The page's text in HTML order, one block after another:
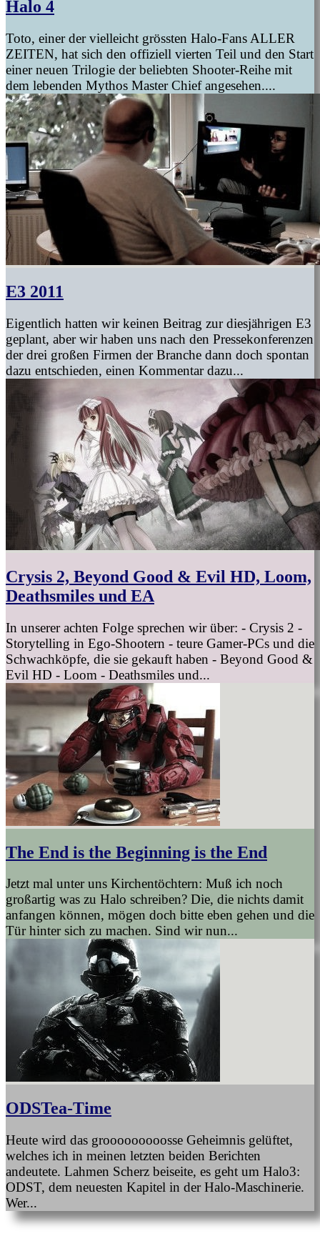
Halo 4
Toto, einer der vielleicht grössten Halo-Fans ALLER
ZEITEN, hat sich den offiziell vierten Teil und den Start
einer neuen Trilogie der beliebten Shooter-Reihe mit
dem lebenden Mythos Master Chief angesehen....
E3 2011
Eigentlich hatten wir keinen Beitrag zur diesjährigen E3
geplant, aber wir haben uns nach den Pressekonferenzen
der drei großen Firmen der Branche dann doch spontan
dazu entschieden, einen Kommentar dazu...
Crysis 2, Beyond Good & Evil HD, Loom,
Deathsmiles und EA
In unserer achten Folge sprechen wir über: - Crysis 2 -
Storytelling in Ego-Shootern - teure Gamer-PCs und die
Schwachköpfe, die sie gekauft haben - Beyond Good &
Evil HD - Loom - Deathsmiles und...
The End is the Beginning is the End
Jetzt mal unter uns Kirchentöchtern: Muß ich noch
großartig was zu Halo schreiben? Die, die nichts damit
anfangen können, mögen doch bitte eben gehen und die
Tür hinter sich zu machen. Sind wir nun...
ODSTea-Time
Heute wird das grooooooooosse Geheimnis gelüftet,
welches ich in meinen letzten beiden Berichten
andeutete. Lahmen Scherz beiseite, es geht um Halo3:
ODST, dem neuesten Kapitel in der Halo-Maschinerie.
Wer...